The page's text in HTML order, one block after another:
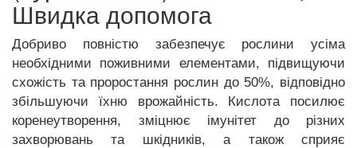
Швидка допомога
Добриво повністю забезпечує рослини усіма
необхідними поживними елементами, підвищуючи
схожість та проростання рослин до 50%, відповідно
збільшуючи їхню врожайність. Кислота посилює
коренеутворення, зміцнює імунітет до різних
захворювань та шкідників, а також сприяє